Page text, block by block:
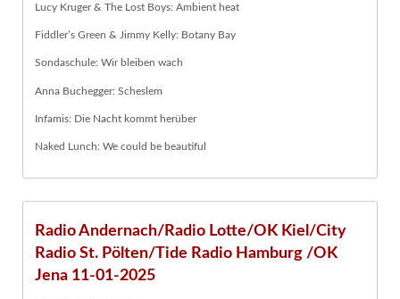
Lucy Kruger & The Lost Boys: Ambient heat
Fiddler’s Green & Jimmy Kelly: Botany Bay
Sondaschule: Wir bleiben wach
Anna Buchegger: Scheslem
Infamis: Die Nacht kommt herüber
Naked Lunch: We could be beautiful
Radio Andernach/Radio Lotte/OK Kiel/City
Radio St. Pölten/Tide Radio Hamburg /OK
Jena 11-01-2025